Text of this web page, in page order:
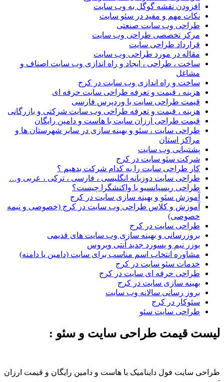
افزودن نقشه گوگل به وب سایت
نکات مهم و مفید در سئو سایت
طراحی وب سایت صنعتی
مرکز تخصصی طراحی وب سایت
قرارداد طراحی سایت
مقاله در مورد طراحی وب سایت
ساخت ، طراحی ، ایجاد و راه اندازی وب سایت اصناف و
مشاغل
ساخت و راه اندازی وب سایت در کرج
هزینه ، قیمت و تعرفه طراحی سایت حرفه ای
قیمت طراحی سایت با وردپرس فارسی
هزینه ، قیمت و تعرفه طراحی وب سایت شرکتی و بازرگانی
قیمت طراحی ارزان سایت با هاست و دامین رایگان
طراحی سایت ، سئو و بهینه سازی در سایر شهرستان ها و
مراکز استان
پشتیبانی وب سایت
شرکت سئو سایت در کرج
کار طراحی سایت را به کدام شرکت بدهیم ؟
طراحی سایت دوزبانه انگلیسی ، فارسی ، ترکی ، عربی و…
طراحی ریسپانسیو یا واکنشگرا چیست؟
آموزش سئو و بهینه سازی سایت در کرج
آموزش و کلاس طراحی وب سایت در کرج (خصوصی و نیمه
خصوصی)
طراحی سایت در کرج
بروزرسانی و بهینه سازی وب سایت های قدیمی
یوزر نیم و پسورد جدید آنتی ویروس
مشاوره انتخاب اسم مناسب برای سایت (دامین یا دامنه)
خدمات سئو سایت در کرج
طراحی حرفه ای سایت در کرج
بهینه سازی سایت در کرج
بروز رسانی سالانه وب سایت
سئوکار در کرج
طراحی سایت سئو
لیست قیمت طراحی سایت و سئو :
طراحی سایت فول داینامیک با هاست و دامین رایگان و قیمت ارزان